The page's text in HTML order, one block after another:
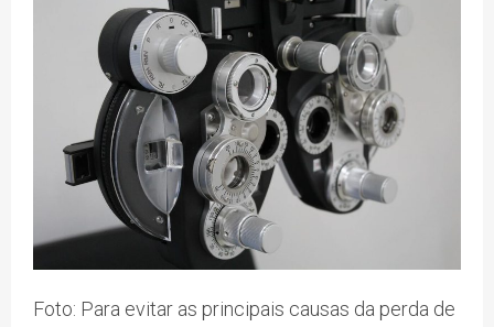
Foto: Para evitar as principais causas da perda de